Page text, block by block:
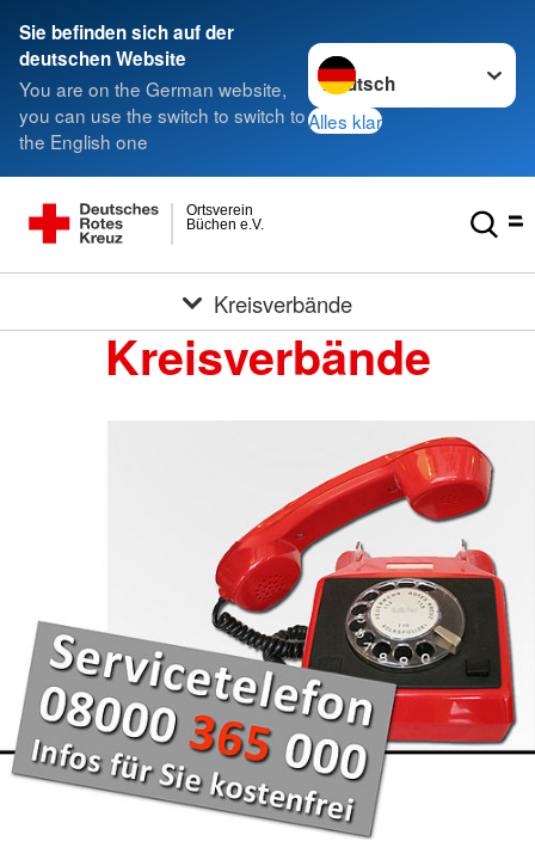
Sie befinden sich auf der
deutschen Website
You are on the German website,
you can use the switch to switch to
the English one
Sprache wechseln zu
Alles klar
Büchen e.V.
Ortsverein
Kreisverbände
Kreisverbände